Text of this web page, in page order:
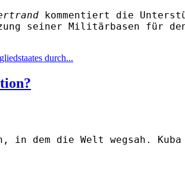
kommentiert die
seiner Militärbasen für
durch...
in dem die Welt wegsah.